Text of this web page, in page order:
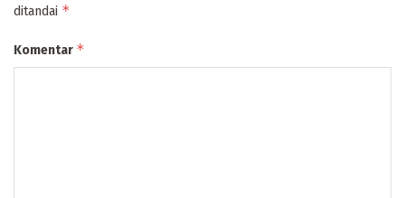
ditandai *
Komentar *